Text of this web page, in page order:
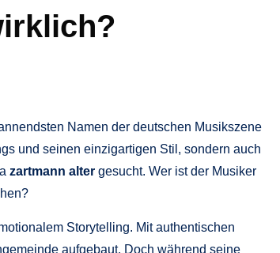
Namen der deutschen Musikszene
und seinen einzigartigen Stil, sondern auch
zartmann alter gesucht. Wer ist der Musiker
Storytelling. Mit authentischen
aufgebaut. Doch während seine